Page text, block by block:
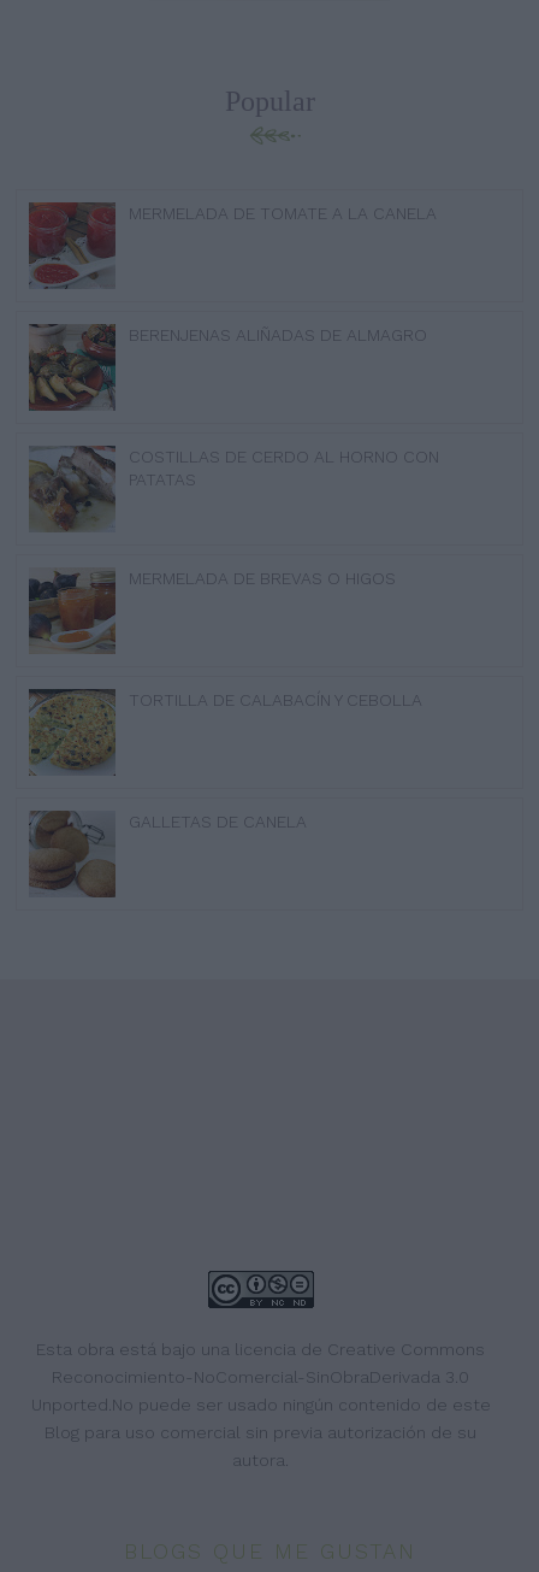
Popular
MERMELADA DE TOMATE A LA CANELA
BERENJENAS ALIÑADAS DE ALMAGRO
COSTILLAS DE CERDO AL HORNO CON
PATATAS
MERMELADA DE BREVAS O HIGOS
TORTILLA DE CALABACÍN Y CEBOLLA
GALLETAS DE CANELA
Esta obra está bajo una licencia de Creative Commons
Reconocimiento-NoComercial-SinObraDerivada 3.0
Unported .No puede ser usado ningún contenido de este
Blog para uso comercial sin previa autorización de su
autora.
BLOGS QUE ME GUSTAN